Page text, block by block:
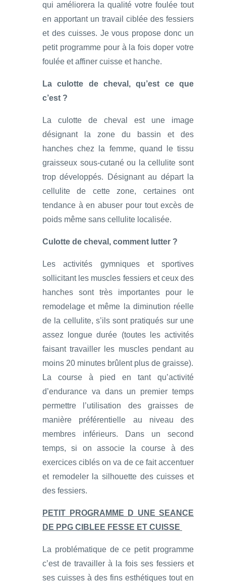
qui améliorera la qualité votre foulée tout
en apportant un travail ciblée des fessiers
et des cuisses. Je vous propose donc un
petit programme pour à la fois doper votre
foulée et affiner cuisse et hanche.
La culotte de cheval, qu’est ce que
c’est ?
La culotte de cheval est une image
désignant la zone du bassin et des
hanches chez la femme, quand le tissu
graisseux sous-cutané ou la cellulite sont
trop développés. Désignant au départ la
cellulite de cette zone, certaines ont
tendance à en abuser pour tout excès de
poids même sans cellulite localisée.
Culotte de cheval, comment lutter ?
Les activités gymniques et sportives
sollicitant les muscles fessiers et ceux des
hanches sont très importantes pour le
remodelage et même la diminution réelle
de la cellulite, s’ils sont pratiqués sur une
assez longue durée (toutes les activités
faisant travailler les muscles pendant au
moins 20 minutes brûlent plus de graisse).
La course à pied en tant qu’activité
d’endurance va dans un premier temps
permettre l’utilisation des graisses de
manière préférentielle au niveau des
membres inférieurs. Dans un second
temps, si on associe la course à des
exercices ciblés on va de ce fait accentuer
et remodeler la silhouette des cuisses et
des fessiers.
PETIT PROGRAMME D UNE SEANCE
DE PPG CIBLEE FESSE ET CUISSE
La problématique de ce petit programme
c’est de travailler à la fois ses fessiers et
ses cuisses à des fins esthétiques tout en